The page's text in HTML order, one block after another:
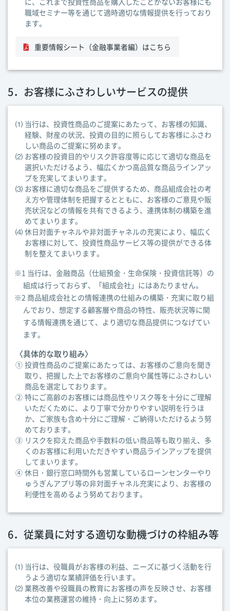
職域セミナー等を通じて適時適切な情報提供を行っており
ます。
重要情報シート（金融事業者編）はこちら
5．お客様にふさわしいサービスの提供
⑴ 当行は、投資性商品のご提案にあたって、お客様の知識、
経験、財産の状況、投資の目的に照らしてお客様にふさわ
しい商品のご提案に努めます。
⑵ お客様の投資目的やリスク許容度等に応じて適切な商品を
選択いただけるよう、幅広くかつ高品質な商品ラインアッ
プを充実してまいります。
⑶ お客様に適切な商品をご提供するため、商品組成会社の考
え方や管理体制を把握するとともに、お客様のご意見や販
売状況などの情報を共有できるよう、連携体制の構築を進
めてまいります。
⑷ 休日対面チャネルや非対面チャネルの充実により、幅広く
お客様に対して、投資性商品サービス等の提供ができる体
制を整えてまいります。
※1 当行は、金融商品（仕組預金・生命保険・投資信託等）の
組成は行っておらず、「組成会社」にはあたりません。
※2 商品組成会社との情報連携の仕組みの構築・充実に取り組
んでおり、想定する顧客層や商品の特性、販売状況等に関
する情報連携を通じて、より適切な商品提供につなげてい
ます。
〈具体的な取り組み〉
① 投資性商品のご提案にあたっては、お客様のご意向を聞き
取り、把握した上でお客様のご意向や属性等にふさわしい
商品を選定しております。
② 特にご高齢のお客様には商品性やリスク等を十分にご理解
いただくために、より丁寧で分かりやすい説明を行うほ
か、ご家族も含め十分にご理解・ご納得いただけるよう努
めております。
③ リスクを抑えた商品や手数料の低い商品等も取り揃え、多
くのお客様に利用いただきやすい商品ラインアップを提供
してまいります。
④ 休日・銀行窓口時間外も営業しているローンセンターやり
ゅうぎんアプリ等の非対面チャネル充実により、お客様の
利便性を高めるよう努めております。
6．従業員に対する適切な動機づけの枠組み等
⑴ 当行は、役職員がお客様の利益、ニーズに基づく活動を行
うよう適切な業績評価を行います。
⑵ 業務改善や役職員の教育にお客様の声を反映させ、お客様
本位の業務運営の維持・向上に努めます。